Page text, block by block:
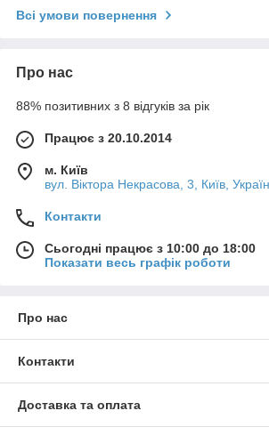
Всі умови повернення
Про нас
88% позитивних з 8 відгуків за рік
Працює з 20.10.2014
м. Київ
вул. Вiктора Некрасова, 3, Київ,
Контакти
Сьогодні працює з 10:00 до 18:00
Показати весь графік роботи
Про нас
Контакти
Доставка та оплата